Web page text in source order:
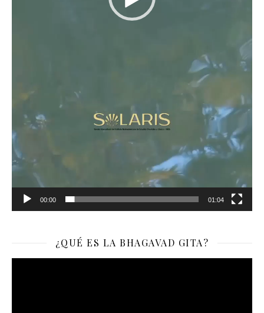
00:00 01:04
¿QUÉ ES LA BHAGAVAD GITA?
Reproductor